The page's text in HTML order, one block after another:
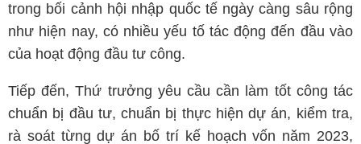
trong bối cảnh hội nhập quốc tế ngày càng sâu rộng
như hiện nay, có nhiều yếu tố tác động đến đầu vào
của hoạt động đầu tư công.
Tiếp đến, Thứ trưởng yêu cầu cần làm tốt công tác
chuẩn bị đầu tư, chuẩn bị thực hiện dự án, kiểm tra,
rà soát từng dự án bố trí kế hoạch vốn năm 2023,